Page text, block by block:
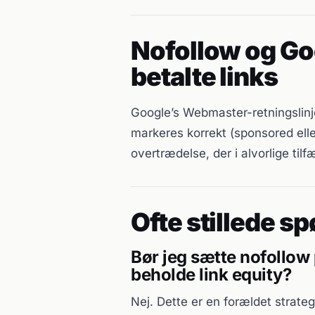
Nofollow og
betalte links
Google’s Webmaster-
markeres korrekt (sponsored
overtrædelse, der i alvorlige
Ofte stillede
Bør jeg sætte nofollow
beholde link equity?
Nej. Dette er en forældet